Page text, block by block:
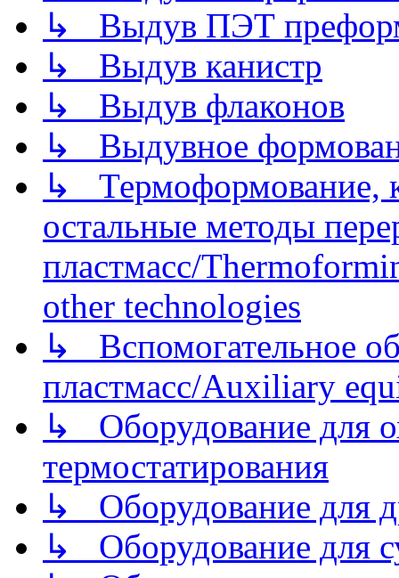
↳ Выдув ПЭТ
↳ Выдув канистр
↳ Выдув флаконов
↳ Выдувное
↳ Термоформование,
остальные методы
пластмасс/
other technologies
↳ Вспомогательное
пластмасс/Auxiliary
↳ Оборудование для
термостатирования
↳ Оборудование для
↳ Оборудование для